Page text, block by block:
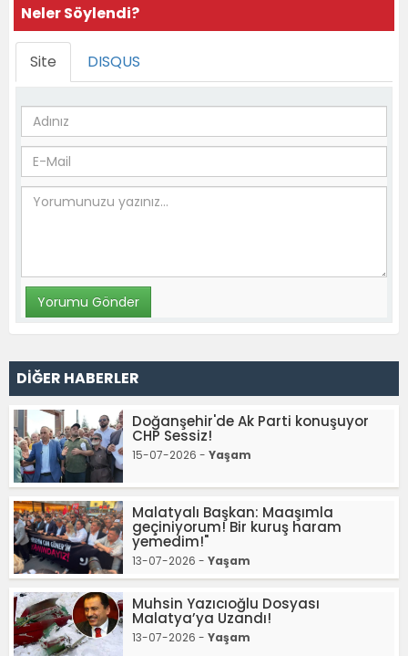
Neler Söylendi?
Site DISQUS
DİĞER HABERLER
Doğanşehir'de Ak Parti konuşuyor
CHP Sessiz!
15-07-2026 - Yaşam
Malatyalı Başkan: Maaşımla
geçiniyorum! Bir kuruş haram
yemedim!"
13-07-2026 - Yaşam
Muhsin Yazıcıoğlu Dosyası
Malatya’ya Uzandı!
13-07-2026 - Yaşam